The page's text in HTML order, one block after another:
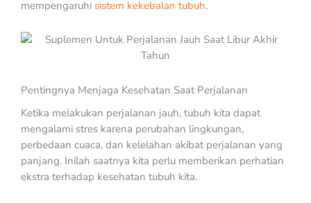
mempengaruhi sistem kekebalan tubuh.
Pentingnya Menjaga Kesehatan Saat Perjalanan
Ketika melakukan perjalanan jauh, tubuh kita dapat
mengalami stres karena perubahan lingkungan,
perbedaan cuaca, dan kelelahan akibat perjalanan yang
panjang. Inilah saatnya kita perlu memberikan perhatian
ekstra terhadap kesehatan tubuh kita.